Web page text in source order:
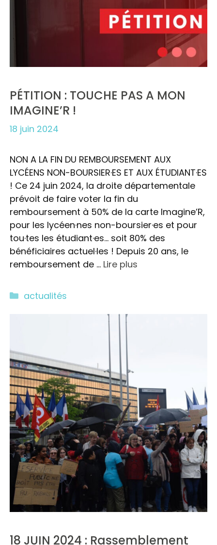
PÉTITION : TOUCHE PAS A MON
IMAGINE’R !
18 juin 2024
NON A LA FIN DU REMBOURSEMENT AUX
LYCÉENS NON-BOURSIER·ES ET AUX ÉTUDIANT·ES
! Ce 24 juin 2024, la droite départementale
prévoit de faire voter la fin du
remboursement à 50% de la carte Imagine’R,
pour les lycéen·nes non-boursier·es et pour
tou·tes les étudiant·es… soit 80% des
bénéficiaires actuel·les ! Depuis 20 ans, le
remboursement de … Lire plus
Catégories
actualités
18 JUIN 2024 : Rassemblement